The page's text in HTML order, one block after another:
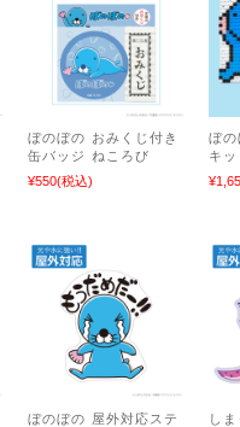
ぼのぼの おみくじ付き
缶バッジ ねころび
¥550(税込)
ぼの
キッ
ぼのぼの 屋外対応ステ
し